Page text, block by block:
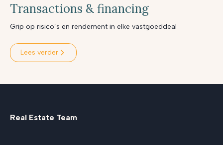
Transactions & financing
Grip op risico’s en rendement in elke vastgoeddeal
Lees verder
Real Estate Team